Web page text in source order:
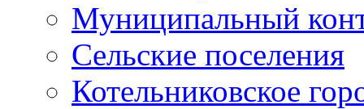
Муниципальный
Сельские поселения
Котельниковское